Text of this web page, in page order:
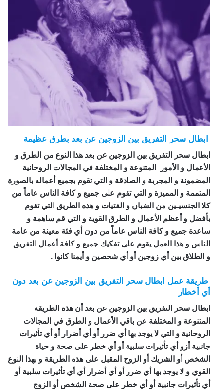
ابطال سحر التفريق بين الزوجين عن بعد بطرق عظيمة
ابطال سحر التفريق بين الزوجين عن بعد هذا النوع من الطرق و
الأعمال و الأمور المتنوعة و المختلفة في المجالات الروحانية
المضمونة و المجربة و الصادقة و التي تقوم بجميع أعماله بالصورة
المتممة و المميزة و التي تقوم على جميع و كافة الناس عاماً من
كلا الجنسيـين من الشبان و الفتيات و هذه الطريق التي تقوم
بأفضل و أعظم الأعمال و الطرق القوية و التي قم ساهمة و
ساعدة جميع و كافة الناس عاماً من دون أي فئة معينة من عامة
الناس و هذا العمل يقوم على تفكيك جميع و كافة أعمال التفريق
و الطلاق بين أي زوجين أو أي شخصين و أيمنا كانوا .
طريقة عمل ابطال سحر التفريق بين الزوجين عن بعد دون
أي أخطار
ابطال سحر التفريق بين الزوجين عن بعد أن هذه الطريقة
المتنوعة و المختلفة عن باقي الأعمال و الطرق في المجالات
الروحانية و التي لا يوجد بها أي ضرر أو أي أضرار أو أي تأثيرات
جانبية أزو أي تأثيرات سلبية أو أي خطر على صحة و حياة
الشخص أو الشريك أو الزوج المقبل على هذه الطريقة و بهذا النوع
القوي و لا يوجد بها أي ضرر أو أي أضرار أي أي تأثيرات سلبية أو
أي تأثيرات جانبية أو أي خطر على صحة الشخص أو الزوج